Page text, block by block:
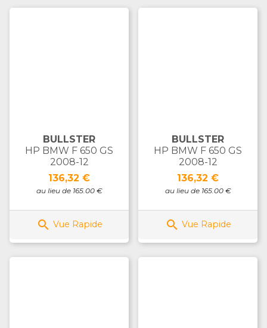
BULLSTER
HP BMW F 650 GS
2008-12
Prix
136,32 €
au lieu de 165.00 €
 Vue Rapide
BULLSTER
HP BMW F 650 GS
2008-12
Prix
136,32 €
au lieu de 165.00 €
 Vue Rapide